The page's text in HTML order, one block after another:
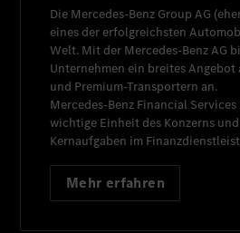
Die Mercedes-Benz Group AG
eines der erfolgreichsten
Welt. Mit der Mercedes-Benz AG
Unternehmen ein breites Angebot
und Premium-Transportern an.
Mercedes-Benz Financial Services
wichtige Einheit des Konzerns
Kernaufgaben im
Mehr erfahren